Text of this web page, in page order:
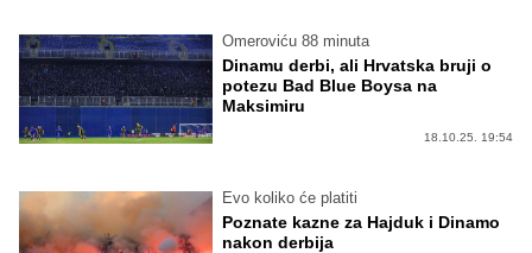
Omeroviću 88 minuta
Dinamu derbi, ali Hrvatska bruji o
potezu Bad Blue Boysa na
Maksimiru
18.10.25. 19:54
Evo koliko će platiti
Poznate kazne za Hajduk i Dinamo
nakon derbija